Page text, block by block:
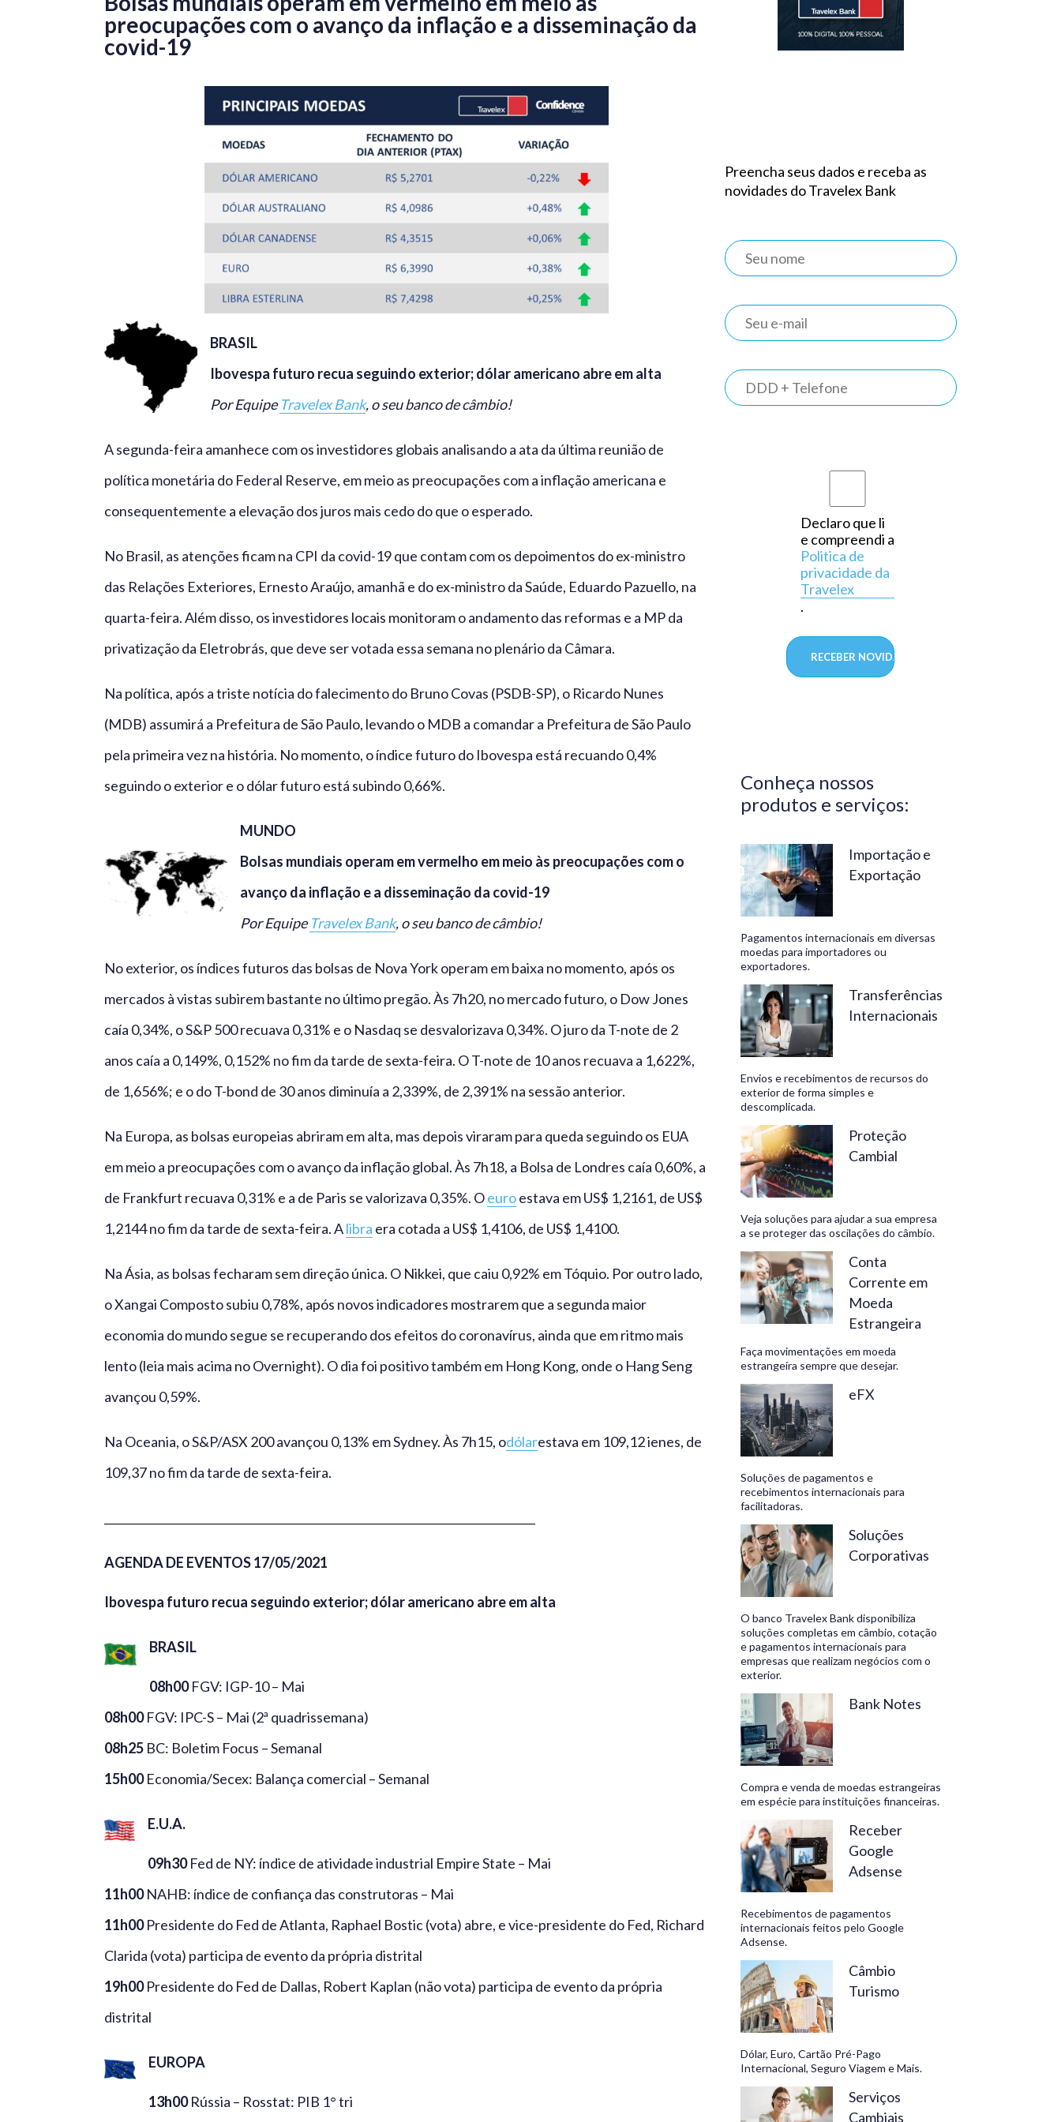
preocupações com o avanço da inflação e a disseminação da
covid-19
BRASIL
Ibovespa futuro recua seguindo exterior; dólar americano abre em alta
Por EquipeTravelex Bank, o seu banco de câmbio!
A segunda-feira amanhece com os investidores globais analisando a ata da última reunião de
política monetária do Federal Reserve, em meio as preocupações com a inflação americana e
consequentemente a elevação dos juros mais cedo do que o esperado.
No Brasil, as atenções ficam na CPI da covid-19 que contam com os depoimentos do ex-ministro
das Relações Exteriores, Ernesto Araújo, amanhã e do ex-ministro da Saúde, Eduardo Pazuello, na
quarta-feira. Além disso, os investidores locais monitoram o andamento das reformas e a MP da
privatização da Eletrobrás, que deve ser votada essa semana no plenário da Câmara.
Na política, após a triste notícia do falecimento do Bruno Covas (PSDB-SP), o Ricardo Nunes
(MDB) assumirá a Prefeitura de São Paulo, levando o MDB a comandar a Prefeitura de São Paulo
pela primeira vez na história. No momento, o índice futuro do Ibovespa está recuando 0,4%
seguindo o exterior e o dólar futuro está subindo 0,66%.
MUNDO
Bolsas mundiais operam em vermelho em meio às preocupações com o
avanço da inflação e a disseminação da covid-19
Por EquipeTravelex Bank, o seu banco de câmbio!
No exterior, os índices futuros das bolsas de Nova York operam em baixa no momento, após os
mercados à vistas subirem bastante no último pregão. Às 7h20, no mercado futuro, o Dow Jones
caía 0,34%, o S&P 500 recuava 0,31% e o Nasdaq se desvalorizava 0,34%. O juro da T-note de 2
anos caía a 0,149%, 0,152% no fim da tarde de sexta-feira. O T-note de 10 anos recuava a 1,622%,
de 1,656%; e o do T-bond de 30 anos diminuía a 2,339%, de 2,391% na sessão anterior.
Na Europa, as bolsas europeias abriram em alta, mas depois viraram para queda seguindo os EUA
em meio a preocupações com o avanço da inflação global. Às 7h18, a Bolsa de Londres caía 0,60%, a
de Frankfurt recuava 0,31% e a de Paris se valorizava 0,35%. Oeuroestava em US$ 1,2161, de US$
1,2144 no fim da tarde de sexta-feira. Alibra era cotada a US$ 1,4106, de US$ 1,4100.
Na Ásia, as bolsas fecharam sem direção única. O Nikkei, que caiu 0,92% em Tóquio. Por outro lado,
o Xangai Composto subiu 0,78%, após novos indicadores mostrarem que a segunda maior
economia do mundo segue se recuperando dos efeitos do coronavírus, ainda que em ritmo mais
lento (leia mais acima no Overnight). O dia foi positivo também em Hong Kong, onde o Hang Seng
avançou 0,59%.
Na Oceania, o S&P/ASX 200 avançou 0,13% em Sydney. Às 7h15, odólarestava em 109,12 ienes, de
109,37 no fim da tarde de sexta-feira.
AGENDA DE EVENTOS 17/05/2021
Ibovespa futuro recua seguindo exterior; dólar americano abre em alta
BRASIL
08h00FGV: IGP-10 – Mai
08h00FGV: IPC-S – Mai (2ª quadrissemana)
08h25 BC: Boletim Focus – Semanal
15h00Economia/Secex: Balança comercial – Semanal
E.U.A.
09h30Fed de NY: índice de atividade industrial Empire State – Mai
11h00NAHB: índice de confiança das construtoras – Mai
11h00Presidente do Fed de Atlanta, Raphael Bostic (vota) abre, e vice-presidente do Fed, Richard
Clarida (vota) participa de evento da própria distrital
19h00Presidente do Fed de Dallas, Robert Kaplan (não vota) participa de evento da própria
distrital
EUROPA
13h00Rússia – Rosstat: PIB 1° tri
Preencha seus dados e receba as
novidades do Travelex Bank
Declaro que li
e compreendi a
Politica de
privacidade da
Travelex
.
TRAVELEX
BANK
primeiro
banco do
país a
operar
exclusivamente
em
aprovado
pelo
confiabilidade
e
são nossos
diferenciais.
Bank,
negócios
rentáveis
Conheça nossos
produtos e serviços:
Importação e
Exportação
Pagamentos internacionais em diversas
moedas para importadores ou
exportadores.
Transferências
Internacionais
Envios e recebimentos de recursos do
exterior de forma simples e
descomplicada.
Proteção
Cambial
Veja soluções para ajudar a sua empresa
a se proteger das oscilações do câmbio.
Conta
Corrente em
Moeda
Estrangeira
Faça movimentações em moeda
estrangeira sempre que desejar.
eFX
Soluções de pagamentos e
recebimentos internacionais para
facilitadoras.
Soluções
Corporativas
O banco Travelex Bank disponibiliza
soluções completas em câmbio, cotação
e pagamentos internacionais para
empresas que realizam negócios com o
exterior.
Bank Notes
Compra e venda de moedas estrangeiras
em espécie para instituições financeiras.
Receber
Google
Adsense
Recebimentos de pagamentos
internacionais feitos pelo Google
Adsense.
Câmbio
Turismo
Dólar, Euro, Cartão Pré-Pago
Internacional, Seguro Viagem e Mais.
Serviços
Cambiais